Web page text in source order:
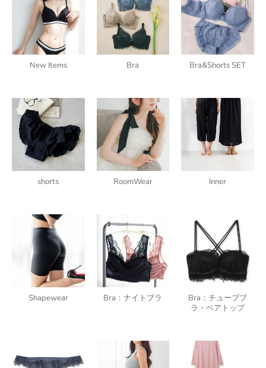
New Items Bra Bra&Shorts SET
shorts RoomWear Inner
Shapewear Bra：ナイトブラ
Bra：チューブブ
ラ・ベアトップ